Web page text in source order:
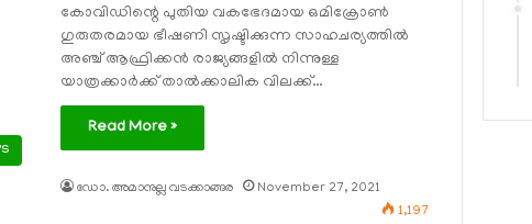
കോവിഡിന്റെ പുതിയ വകഭേദമായ ഒമിക്രോണ്‍
ഗുരുതരമായ ഭീഷണി സൃഷ്ടിക്കുന്ന സാഹചര്യത്തില്‍
അഞ്ച് ആഫ്രിക്കന്‍ രാജ്യങ്ങളില്‍ നിന്നുള്ള
യാത്രക്കാര്‍ക്ക് താല്‍ക്കാലിക വിലക്ക്…
Read More »
ഡോ. അമാനുല്ല വടക്കാങ്ങര
November 27, 2021
1,197